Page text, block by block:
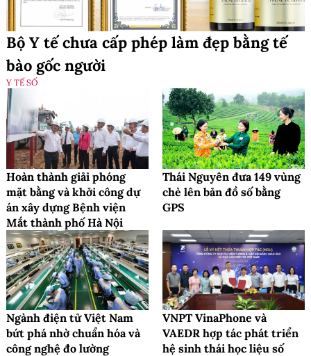
Bộ Y tế chưa cấp phép làm đẹp bằng tế
bào gốc người
Y TẾ SỐ
Hoàn thành giải phóng
mặt bằng và khởi công dự
án xây dựng Bệnh viện
Mắt thành phố Hà Nội
Thái Nguyên đưa 149 vùng
chè lên bản đồ số bằng
GPS
Ngành điện tử Việt Nam
bứt phá nhờ chuẩn hóa và
công nghệ đo lường
VNPT VinaPhone và
VAEDR hợp tác phát triển
hệ sinh thái học liệu số